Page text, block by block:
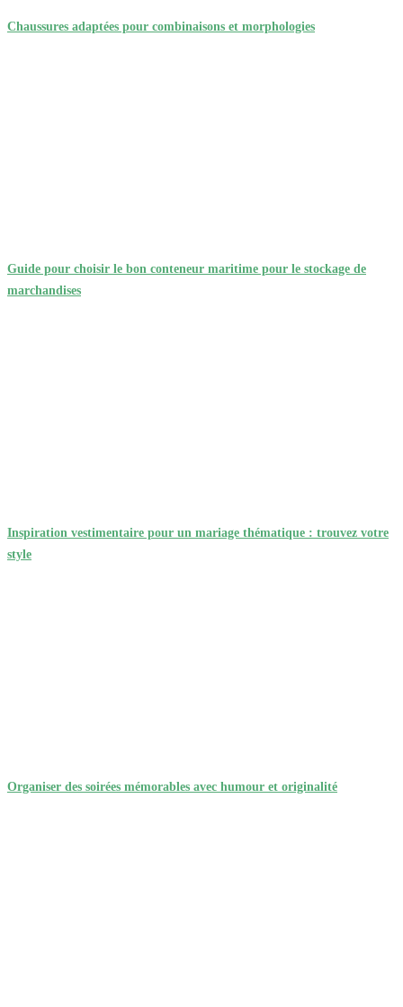
Chaussures adaptées pour combinaisons et morphologies
Guide pour choisir le bon conteneur maritime pour le stockage de
marchandises
Inspiration vestimentaire pour un mariage thématique : trouvez votre
style
Organiser des soirées mémorables avec humour et originalité